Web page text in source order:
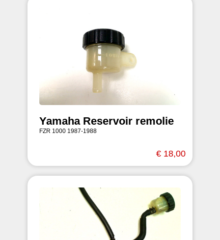
Yamaha Reservoir remolie
FZR 1000 1987-1988
€ 18,00